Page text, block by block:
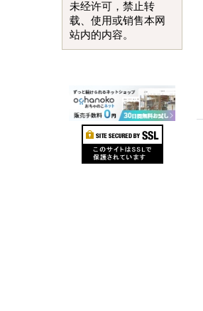
未经许可，禁止转
载、使用或销售本网
站内的内容。